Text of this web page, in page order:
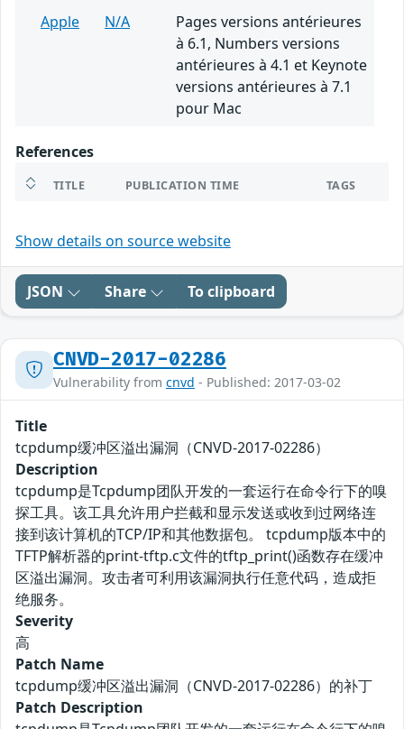
Apple N/A
Pages versions antérieures
à 6.1, Numbers versions
antérieures à 4.1 et Keynote
versions antérieures à 7.1
pour Mac
References
TITLE PUBLICATION TIME TAGS
Show details on source website
JSON Share To clipboard
CNVD-2017-02286
Vulnerability from cnvd - Published: 2017-03-02
Title
tcpdump缓冲区溢出漏洞（CNVD-2017-02286）
Description
tcpdump是Tcpdump团队开发的一套运行在命令行下的嗅
探工具。该工具允许用户拦截和显示发送或收到过网络连
接到该计算机的TCP/IP和其他数据包。 tcpdump版本中的
TFTP解析器的print-tftp.c文件的tftp_print()函数存在缓冲
区溢出漏洞。攻击者可利用该漏洞执行任意代码，造成拒
绝服务。
Severity
高
Patch Name
tcpdump缓冲区溢出漏洞（CNVD-2017-02286）的补丁
Patch Description